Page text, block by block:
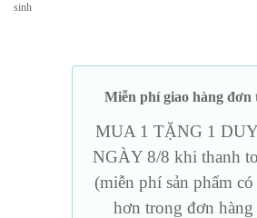
sinh
Miễn phí giao hàng đơn
MUA 1 TẶNG 1
NGÀY 8/8 khi thanh
(miễn phí sản phẩm có
hơn trong đơn hàng